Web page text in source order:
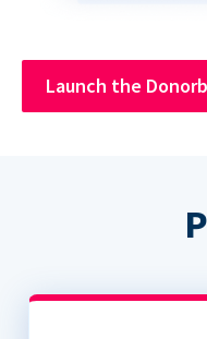
Launch the